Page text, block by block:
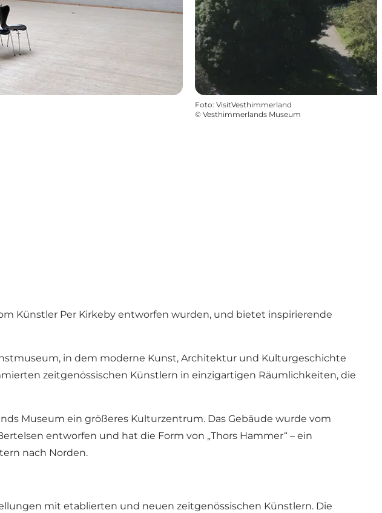
Foto: VisitVesthimmerland
© Vesthimmerlands Museum
Künstler Per Kirkeby entworfen wurden, und bietet inspirierende
in dem moderne Kunst, Architektur und Kulturgeschichte
zeitgenössischen Künstlern in einzigartigen Räumlichkeiten, die
Museum ein größeres Kulturzentrum. Das Gebäude wurde vom
entworfen und hat die Form von „Thors Hammer“ – ein
nach Norden.
mit etablierten und neuen zeitgenössischen Künstlern. Die